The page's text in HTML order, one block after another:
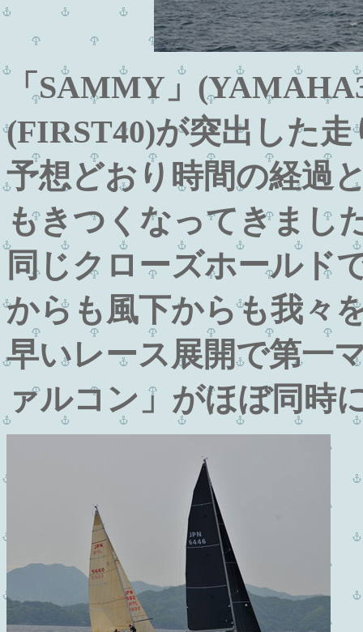
「SAMMY」
(FIRST40)が突出した
予想どおり時間の経過
もきつくなってきまし
同じクローズホールド
からも風下からも我々
早いレース展開で第一
ァルコン」がほぼ同時